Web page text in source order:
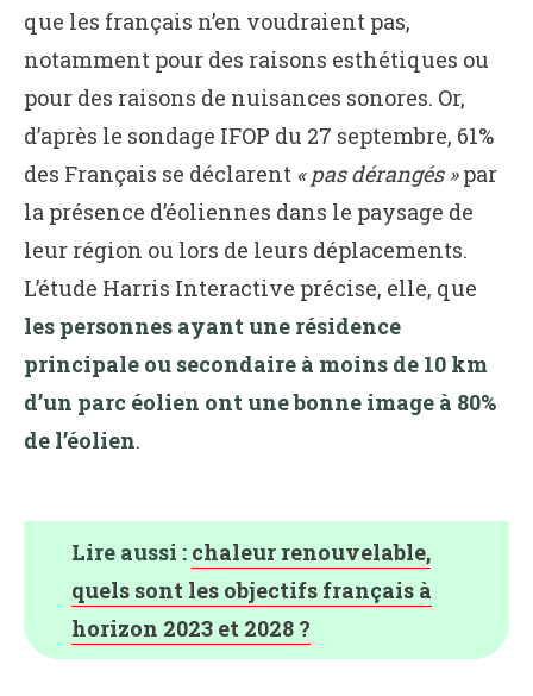
que les français n’en voudraient pas,
notamment pour des raisons esthétiques ou
pour des raisons de nuisances sonores. Or,
d’après le sondage IFOP du 27 septembre, 61%
des Français se déclarent « pas dérangés »par
la présence d’éoliennes dans le paysage de
leur région ou lors de leurs déplacements.
L’étude Harris Interactive précise, elle, que
les personnes ayant une résidence
principale ou secondaire à moins de 10 km
d’un parc éolien ont une bonne image à 80%
de l’éolien.
Lire aussi : chaleur renouvelable,
quels sont les objectifs français à
horizon 2023 et 2028 ?